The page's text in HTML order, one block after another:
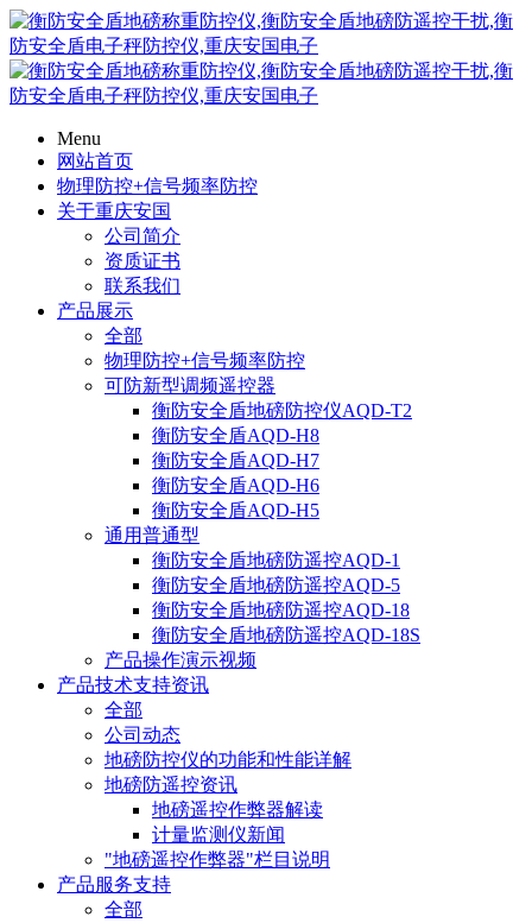
Menu
网站首页
物理防控+信号频率防控
关于重庆安国
公司简介
资质证书
联系我们
产品展示
全部
物理防控+信号频率防控
可防新型调频遥控器
衡防安全盾地磅防控仪AQD-T2
衡防安全盾AQD-H8
衡防安全盾AQD-H7
衡防安全盾AQD-H6
衡防安全盾AQD-H5
通用普通型
衡防安全盾地磅防遥控AQD-1
衡防安全盾地磅防遥控AQD-5
衡防安全盾地磅防遥控AQD-18
衡防安全盾地磅防遥控AQD-18S
产品操作演示视频
产品技术支持资讯
全部
公司动态
地磅防控仪的功能和性能详解
地磅防遥控资讯
地磅遥控作弊器解读
计量监测仪新闻
"地磅遥控作弊器"栏目说明
产品服务支持
全部